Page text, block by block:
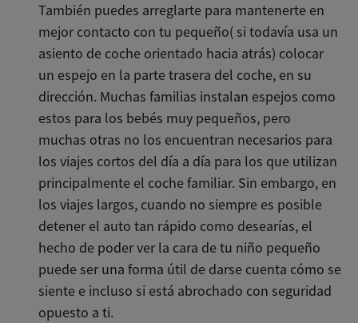
También puedes arreglarte para mantenerte en
mejor contacto con tu pequeño( si todavía usa un
asiento de coche orientado hacia atrás) colocar
un espejo en la parte trasera del coche, en su
dirección. Muchas familias instalan espejos como
estos para los bebés muy pequeños, pero
muchas otras no los encuentran necesarios para
los viajes cortos del día a día para los que utilizan
principalmente el coche familiar. Sin embargo, en
los viajes largos, cuando no siempre es posible
detener el auto tan rápido como desearías, el
hecho de poder ver la cara de tu niño pequeño
puede ser una forma útil de darse cuenta cómo se
siente e incluso si está abrochado con seguridad
opuesto a ti.